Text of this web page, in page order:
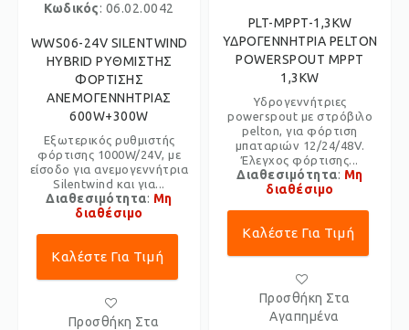
Κωδικός: 06.02.0042
WWS06-24V SILENTWIND
HYBRID ΡΥΘΜΙΣΤΗΣ
ΦΟΡΤΙΣΗΣ
ΑΝΕΜΟΓΕΝΝΗΤΡΙΑΣ
600W+300W
Εξωτερικός ρυθμιστής
φόρτισης 1000W/24V, με
είσοδο για ανεμογεννήτρια
Silentwind και για...
Διαθεσιμότητα: Μη
διαθέσιμο
Καλέστε Για Τιμή
Προσθήκη Στα
PLT-MPPT-1,3KW
ΥΔΡΟΓΕΝΝΗΤΡΙΑ PELTON
POWERSPOUT MPPT
1,3KW
Υδρογεννήτριες
powerspout με στρόβιλο
pelton, για φόρτιση
μπαταριών 12/24/48V.
Έλεγχος φόρτισης...
Διαθεσιμότητα: Μη
διαθέσιμο
Καλέστε Για Τιμή
Προσθήκη Στα
Αγαπημένα